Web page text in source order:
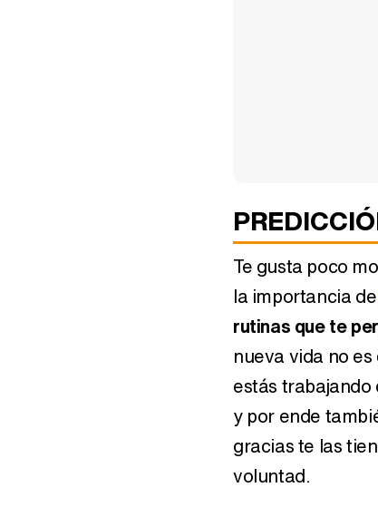
Te gusta poco
la importancia de
rutinas que te
nueva vida no
estás
y por ende
gracias te las
voluntad.
Horóscopo
2019: